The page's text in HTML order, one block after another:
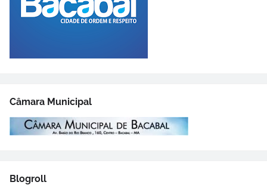
Câmara Municipal
Blogroll